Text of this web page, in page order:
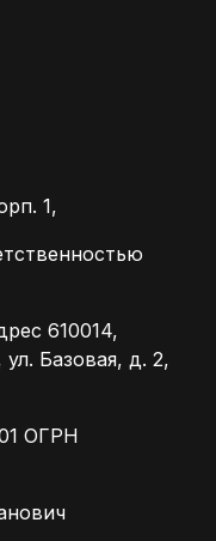
1,
610014,
Базовая, д. 2,
ОГРН